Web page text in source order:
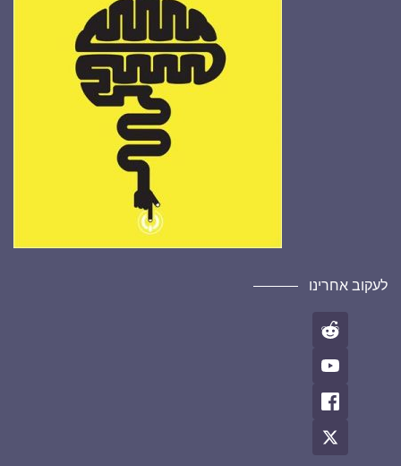
לעקוב אחרינו